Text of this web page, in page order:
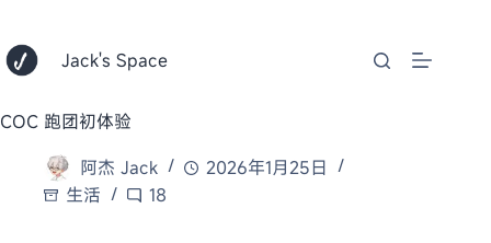
内
Jack's Space
COC 跑团初体验
阿杰 Jack
2026年1月25日
生活
18